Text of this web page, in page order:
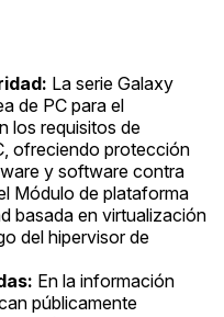
La serie Galaxy
de PC para el
los requisitos de
ofreciendo protección
y software contra
Módulo de plataforma
basada en virtualización
del hipervisor de
En la información
públicamente